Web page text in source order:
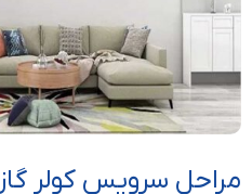
مراحل سرویس کولر